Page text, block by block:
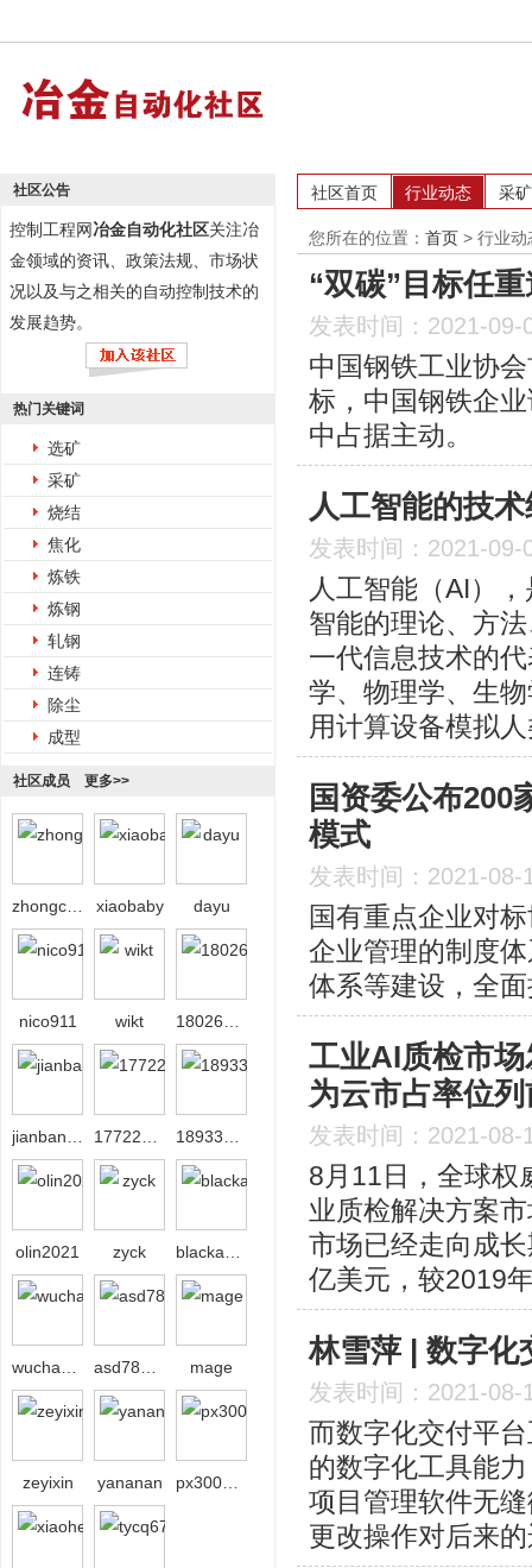
社区公告
控制工程网冶金自动化社区关注冶
金领域的资讯、政策法规、市场状
况以及与之相关的自动控制技术的
发展趋势。
热门关键词
选矿
采矿
烧结
焦化
炼铁
炼钢
轧钢
连铸
除尘
成型
社区成员 更多>>
xiaobaby dayu
nico911 wikt
olin2021 zyck
mage
zeyixin yananan
社区首页 行业动态 采
您所在的位置： 首页 > 行业动
“双碳”目标任
发表时间：2021-09-
中国钢铁工业协
标，中国钢铁企
中占据主动。
人工智能的技
发表时间：2021-09-
人工智能（AI）
智能的理论、方
一代信息技术的
学、物理学、生
用计算设备模拟
国资委公布200
模式
发表时间：2021-08-
国有重点企业对
企业管理的制度
体系等建设，全
工业AI质检市
为云市占率位
发表时间：2021-08-
8月11日，全球权
业质检解决方案
市场已经走向成
亿美元，较2019
林雪萍 | 数字化
发表时间：2021-08-
而数字化交付平
的数字化工具能
项目管理软件无
更改操作对后来